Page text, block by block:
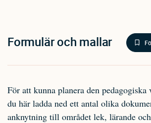
Formulär och mallar
För att kunna planera den pedagogiska
du här ladda ned ett antal olika
anknytning till området lek, lärande